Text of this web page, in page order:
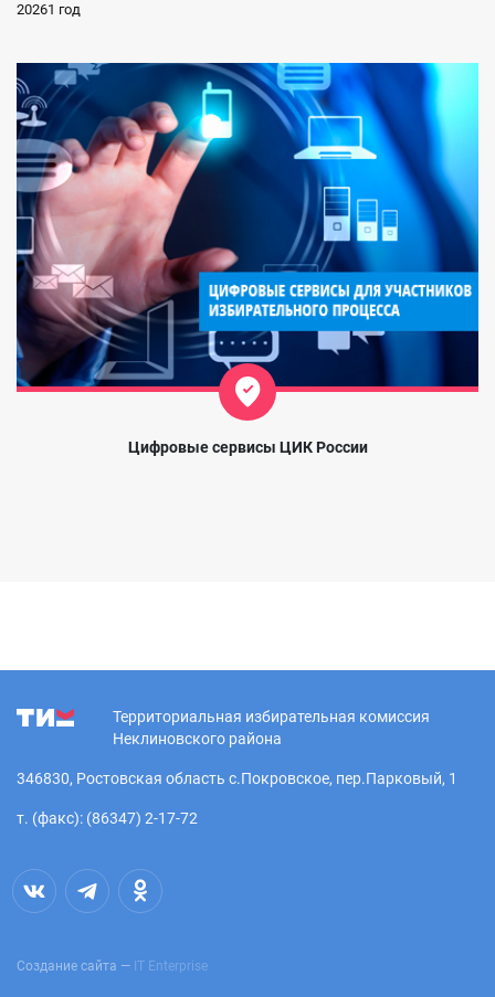
20261 год
Цифровые сервисы ЦИК России
Территориальная избирательная комиссия
Неклиновского района
346830, Ростовская область с.Покровское, пер.Парковый, 1
т. (факс): (86347) 2-17-72
Создание сайта — IT Enterprise